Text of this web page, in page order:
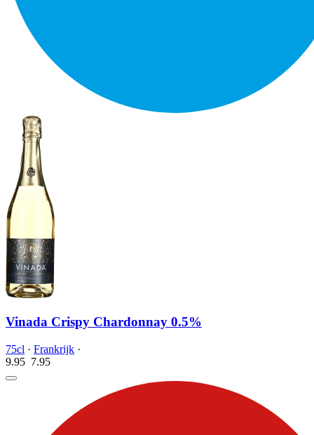
Vinada Crispy Chardonnay 0.5%
75cl · Frankrijk ·
9.95 7.95